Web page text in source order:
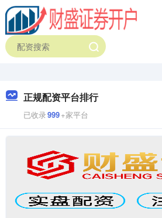
正规配资平台排行
已收录999+家平台